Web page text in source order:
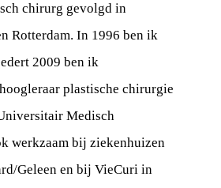
chirurg gevolgd in
Rotterdam. In 1996 ben ik
2009 ben ik
plastische chirurgie
Medisch
werkzaam bij ziekenhuizen
Geleen en bij VieCuri in